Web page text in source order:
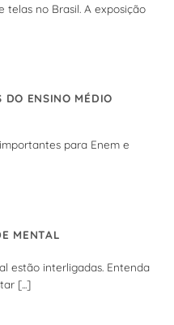
telas no Brasil. A exposição
DO ENSINO MÉDIO
para Enem e
MENTAL
estão interligadas. Entenda
[...]